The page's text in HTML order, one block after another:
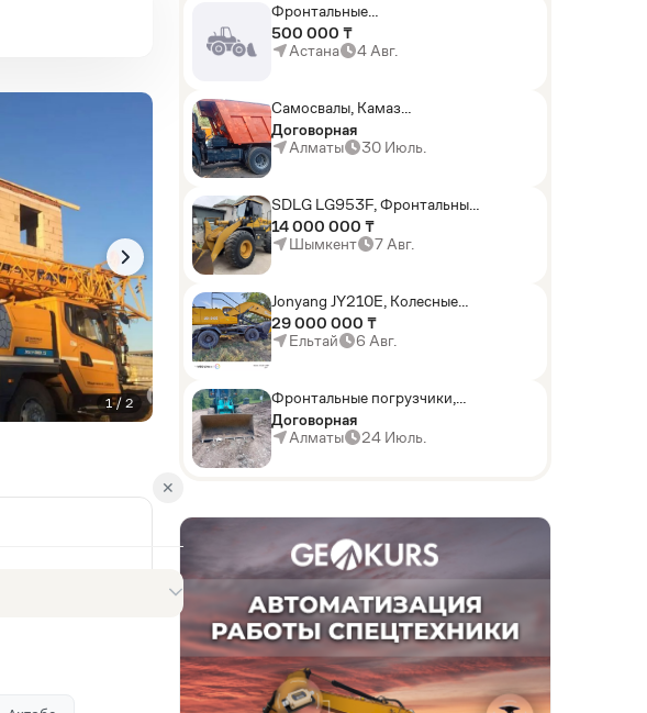
1 / 2
Фронтальные
погрузчики,Экскаваторы-
погрузчики,Мини-
погрузчики,Горные
500 000 ₸
Астана
4 Авг.
Самосвалы, Камаз
АГП-29РТ (шасси
KАМАЗ-43114 6x6)
Договорная
Алматы
30 Июль.
SDLG LG953F, Фронтальные
погрузчики
14 000 000 ₸
Шымкент
7 Авг.
Jonyang JY210E, Колесные
экскаваторы
29 000 000 ₸
Ельтай
6 Авг.
Фронтальные погрузчики,
Sunward ZYJ 320
Договорная
Алматы
24 Июль.
✕